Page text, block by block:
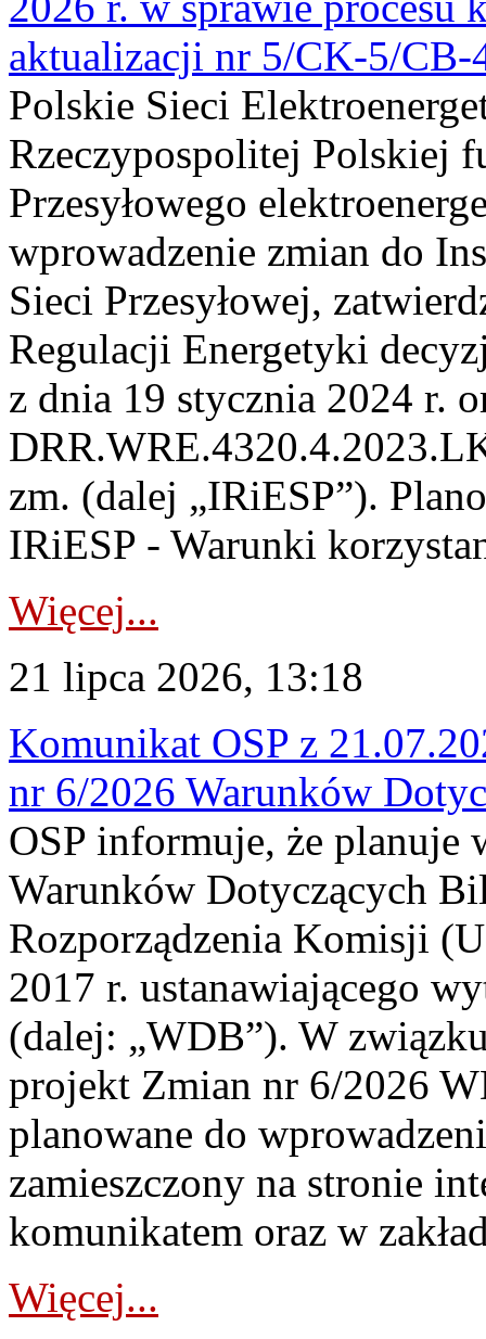
aktualizacji nr 5/CK-5/CB-
Polskie Sieci
Rzeczypospolitej Polskiej
Przesyłowego
wprowadzenie zmian do
Sieci Przesyłowej,
Regulacji Energetyki
z dnia 19 stycznia 2024 r.
zm. (dalej „IRiESP”).
IRiESP - Warunki
Więcej...
21 lipca 2026, 13:18
Komunikat OSP z
nr 6/2026 Warunków
OSP informuje, że planuje
Warunków Dotyczących
Rozporządzenia Komisji
2017 r. ustanawiającego
(dalej: „WDB”). W
projekt Zmian nr 6/2026
planowane do
zamieszczony na stronie
komunikatem oraz w
Więcej...